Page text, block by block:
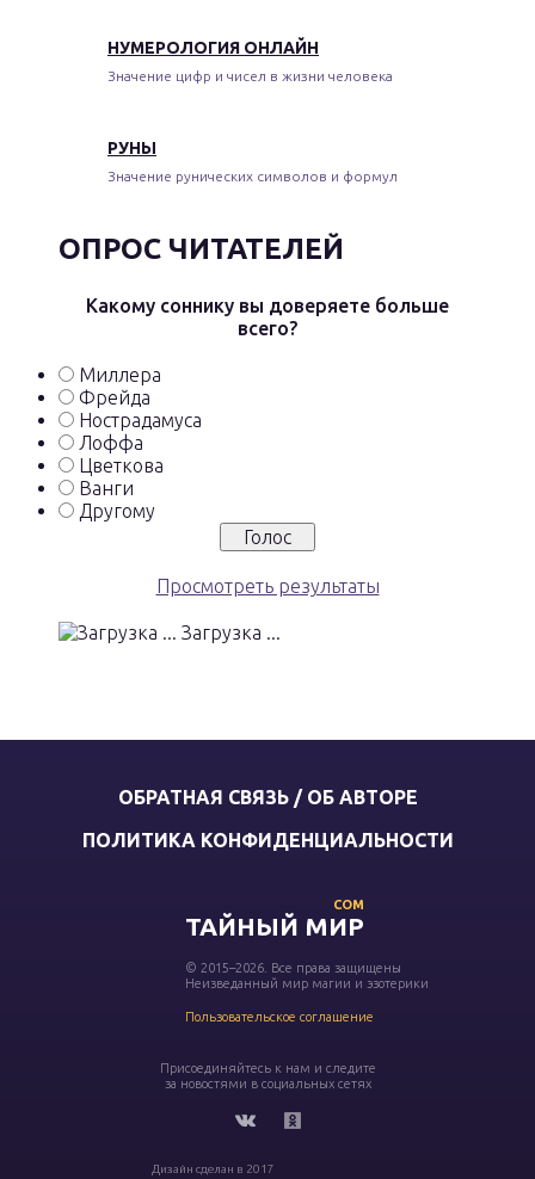
НУМЕРОЛОГИЯ ОНЛАЙН
Значение цифр и чисел в жизни человека
РУНЫ
Значение рунических символов и формул
ОПРОС ЧИТАТЕЛЕЙ
Какому соннику вы доверяете больше
всего?
Миллера
Фрейда
Нострадамуса
Лоффа
Цветкова
Ванги
Другому
Просмотреть результаты
Загрузка ...
ОБРАТНАЯ СВЯЗЬ / ОБ АВТОРЕ
ПОЛИТИКА КОНФИДЕНЦИАЛЬНОСТИ
ТАЙНЫЙ МИР
COM
© 2015–2026. Все права защищены
Неизведанный мир магии и эзотерики
Пользовательское соглашение
Присоединяйтесь к нам и следите
за новостями в социальных сетях
Дизайн сделан в 2017